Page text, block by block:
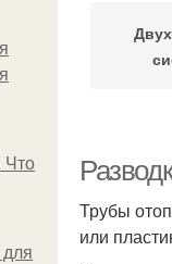
Что
Трубы
или